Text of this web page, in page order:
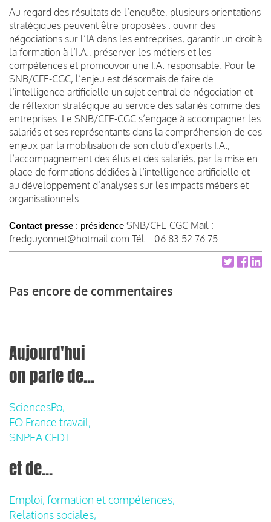
Au regard des résultats de l’enquête, plusieurs orientations
stratégiques peuvent être proposées : ouvrir des
négociations sur l’IA dans les entreprises, garantir un droit à
la formation à l’I.A., préserver les métiers et les
compétences et promouvoir une I.A. responsable. Pour le
SNB/CFE-CGC, l’enjeu est désormais de faire de
l’intelligence artificielle un sujet central de négociation et
de réflexion stratégique au service des salariés comme des
entreprises. Le SNB/CFE-CGC s’engage à accompagner les
salariés et ses représentants dans la compréhension de ces
enjeux par la mobilisation de son club d’experts I.A.,
l’accompagnement des élus et des salariés, par la mise en
place de formations dédiées à l’intelligence artificielle et
au développement d’analyses sur les impacts métiers et
organisationnels.
Contact presse : présidence SNB/CFE-CGC Mail :
fredguyonnet@hotmail.com Tél. : 06 83 52 76 75
Pas encore de commentaires
Aujourd'hui
on parle de...
SciencesPo,
FO France travail,
SNPEA CFDT
et de...
Emploi, formation et compétences,
Relations sociales,